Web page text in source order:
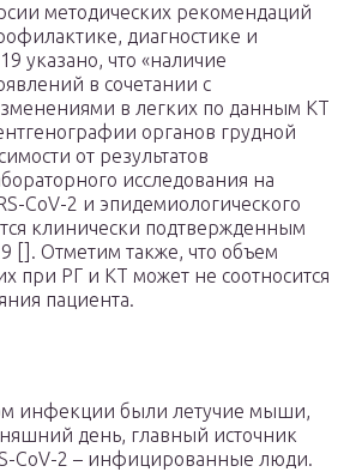
методических рекомендаций
диагностике и
указано, что «наличие
в сочетании с
в легких по данным КТ
органов грудной
от результатов
исследования на
CoV-2 и эпидемиологического
клинически подтвержденным
[]. Отметим также, что объем
при РГ и КТ может не соотносится
пациента.
инфекции были летучие мыши,
день, главный источник
CoV-2 – инфицированные люди.